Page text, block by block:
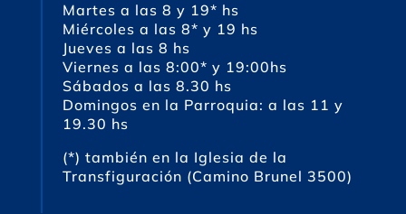
Martes a las 8 y 19* hs
Miércoles a las 8* y 19 hs
Jueves a las 8 hs
Viernes a las 8:00* y 19:00hs
Sábados a las 8.30 hs
Domingos en la Parroquia: a las 11 y
19.30 hs
(*) también en la Iglesia de la
Transfiguración (Camino Brunel 3500)